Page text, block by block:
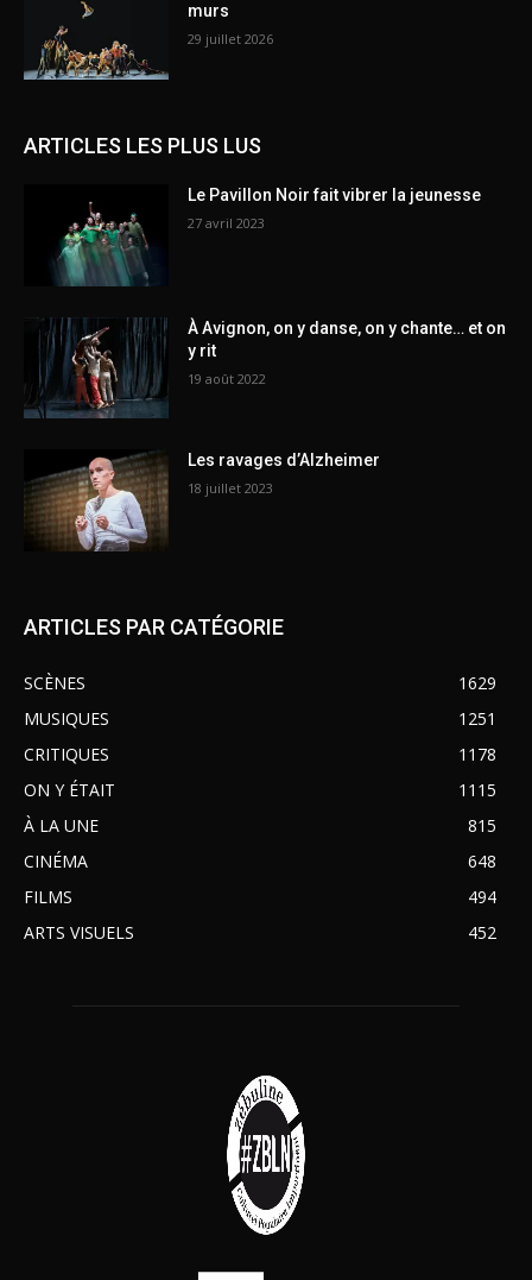
murs
29 juillet 2026
ARTICLES LES PLUS LUS
Le Pavillon Noir fait vibrer la jeunesse
27 avril 2023
À Avignon, on y danse, on y chante… et on
y rit
19 août 2022
Les ravages d’Alzheimer
18 juillet 2023
ARTICLES PAR CATÉGORIE
SCÈNES
1629
MUSIQUES
1251
CRITIQUES
1178
ON Y ÉTAIT
1115
À LA UNE
815
CINÉMA
648
FILMS
494
ARTS VISUELS
452